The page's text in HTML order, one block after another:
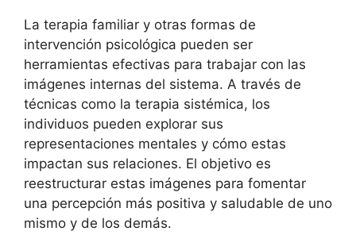
La terapia familiar y otras formas de
intervención psicológica pueden ser
herramientas efectivas para trabajar con las
imágenes internas del sistema. A través de
técnicas como la terapia sistémica, los
individuos pueden explorar sus
representaciones mentales y cómo estas
impactan sus relaciones. El objetivo es
reestructurar estas imágenes para fomentar
una percepción más positiva y saludable de uno
mismo y de los demás.